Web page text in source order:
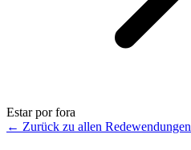
Estar por fora
← Zurück zu allen Redewendungen